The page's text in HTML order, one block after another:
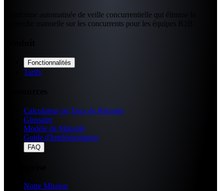
Plateforme automatisée de veille concurrentielle qui élimine la
recherche manuelle sur les concurrents pour les équipes B2B.
Fonctionnalités
Tarifs
Calculateur de Taux de Réussite
Glossaire
Modèle de Maturité
Guide d'Implémentation
FAQ
Notre Mission